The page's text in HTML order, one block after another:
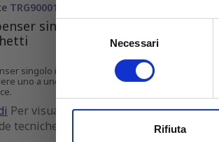
Con il tuo consenso,
raccogliere informazioni
Approfondisci come
Utilizziamo i cookie per
Selezione
Necessari
Rifiuta
TRG90001
singolo per
singolo in plastica per
uno a uno i dischetti dalle
Per visualizzare prezzi e
tecniche